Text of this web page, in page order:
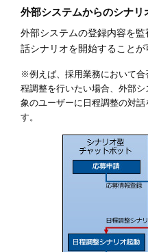
外部システムからのシナリ
外部システムの登録内容を
話シナリオを開始することが
※例えば、採用業務において合
程調整を行いたい場合、外部
象のユーザーに日程調整の対
す。